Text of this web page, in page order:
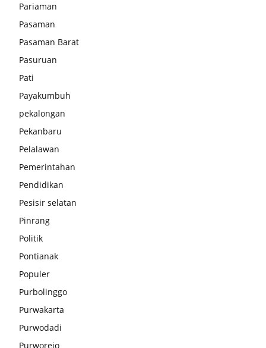
Pariaman
Pasaman
Pasaman Barat
Pasuruan
Pati
Payakumbuh
pekalongan
Pekanbaru
Pelalawan
Pemerintahan
Pendidikan
Pesisir selatan
Pinrang
Politik
Pontianak
Populer
Purbolinggo
Purwakarta
Purwodadi
Purworejo